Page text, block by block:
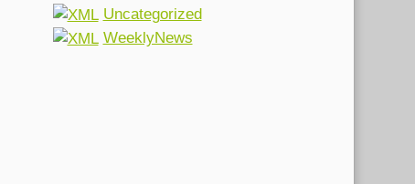
Uncategorized
WeeklyNews